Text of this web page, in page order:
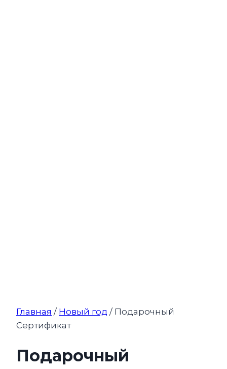
Главная / Новый год / Подарочный
Сертификат
Подарочный